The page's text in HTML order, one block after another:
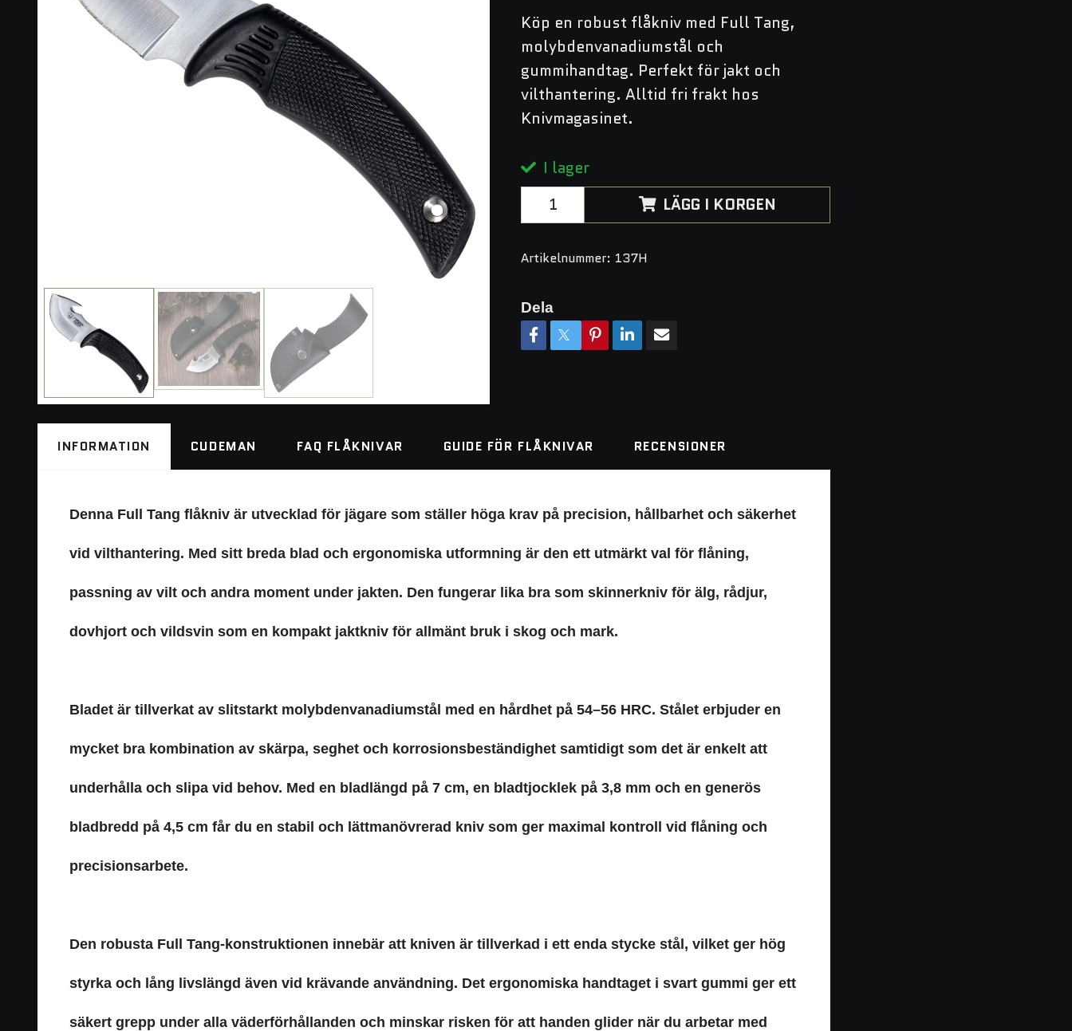
Köp en robust flåkniv med Full Tang,
molybdenvanadiumstål och
gummihandtag. Perfekt för jakt och
vilthantering. Alltid fri frakt hos
Knivmagasinet.
I lager
LÄGG I KORGEN
Artikelnummer: 137H
Dela
INFORMATION CUDEMAN FAQ FLÅKNIVAR GUIDE FÖR FLÅKNIVAR RECENSIONER
Denna Full Tang flåkniv är utvecklad för jägare som ställer höga krav på precision, hållbarhet och säkerhet
vid vilthantering. Med sitt breda blad och ergonomiska utformning är den ett utmärkt val för flåning,
passning av vilt och andra moment under jakten. Den fungerar lika bra som skinnerkniv för älg, rådjur,
dovhjort och vildsvin som en kompakt jaktkniv för allmänt bruk i skog och mark.
Bladet är tillverkat av slitstarkt molybdenvanadiumstål med en hårdhet på 54–56 HRC. Stålet erbjuder en
mycket bra kombination av skärpa, seghet och korrosionsbeständighet samtidigt som det är enkelt att
underhålla och slipa vid behov. Med en bladlängd på 7 cm, en bladtjocklek på 3,8 mm och en generös
bladbredd på 4,5 cm får du en stabil och lättmanövrerad kniv som ger maximal kontroll vid flåning och
precisionsarbete.
Den robusta Full Tang-konstruktionen innebär att kniven är tillverkad i ett enda stycke stål, vilket ger hög
styrka och lång livslängd även vid krävande användning. Det ergonomiska handtaget i svart gummi ger ett
säkert grepp under alla väderförhållanden och minskar risken för att handen glider när du arbetar med